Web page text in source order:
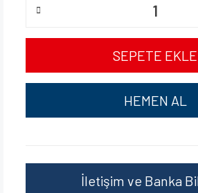
SEPETE EKLE
HEMEN AL
İletişim ve Banka